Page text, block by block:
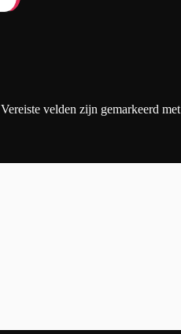
Vereiste velden zijn gemarkeerd met